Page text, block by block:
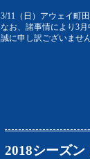
3/11（日）アウェイ町
なお、諸事情により3
誠に申し訳ございませ
2018シーズン